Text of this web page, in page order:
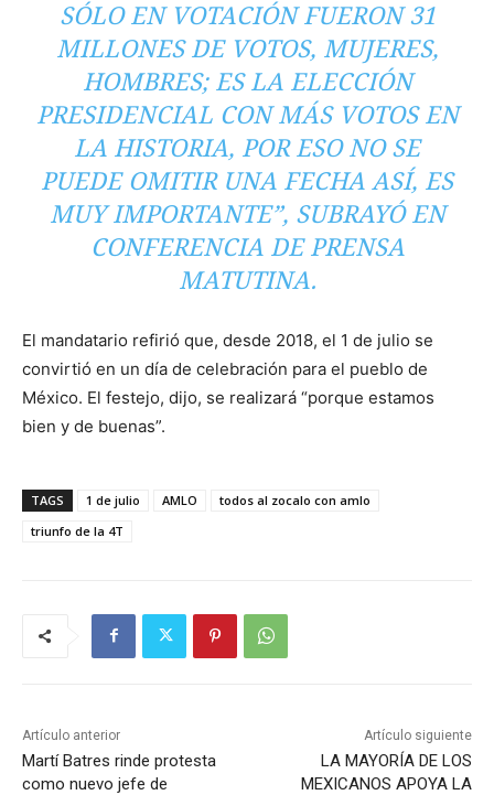
SÓLO EN VOTACIÓN FUERON 31
MILLONES DE VOTOS, MUJERES,
HOMBRES; ES LA ELECCIÓN
PRESIDENCIAL CON MÁS VOTOS EN
LA HISTORIA, POR ESO NO SE
PUEDE OMITIR UNA FECHA ASÍ, ES
MUY IMPORTANTE”, SUBRAYÓ EN
CONFERENCIA DE PRENSA
MATUTINA.
El mandatario refirió que, desde 2018, el 1 de julio se
convirtió en un día de celebración para el pueblo de
México. El festejo, dijo, se realizará “porque estamos
bien y de buenas”.
TAGS 1 de julio AMLO
todos al zocalo con amlo
triunfo de la 4T
Artículo anterior
Martí Batres rinde protesta
como nuevo jefe de
Artículo siguiente
LA MAYORÍA DE LOS
MEXICANOS APOYA LA